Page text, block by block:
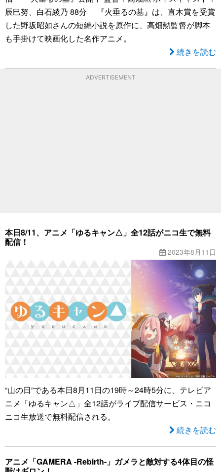
辰巳努、白石綾乃 88分 『火垂るの墓』は、直木賞を受賞
した野坂昭如さんの短編小説を原作に、高畑勲監督が脚本
も手掛けて映画化した名作アニメ。
続きを読む
ADVERTISEMENT
本日8/11、アニメ「ゆるキャン△」全12話がニコ生で無料
配信！
2023年8月11日
“山の日”である本日8月11日の19時～24時5分に、テレビア
ニメ「ゆるキャン△」全12話がライブ配信サービス・ニコ
ニコ生放送で無料配信される。
続きを読む
アニメ「GAMERA -Rebirth-」ガメラと敵対する4体目の怪